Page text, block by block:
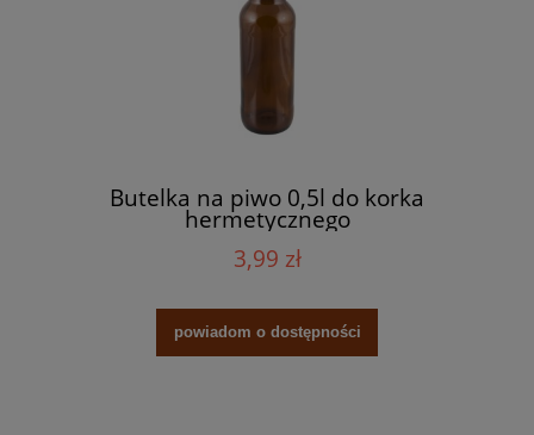
Butelka na piwo 0,5l do korka
hermetycznego
3,99 zł
powiadom o dostępności